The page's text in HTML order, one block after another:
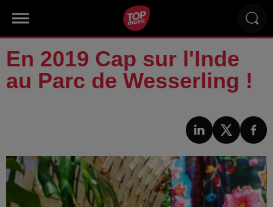
En 2019 Cap sur l'Inde
au Parc de Wesserling !